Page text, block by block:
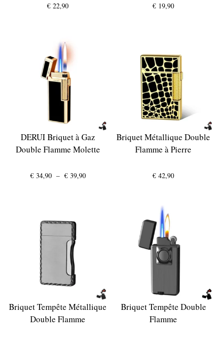
€ 22,90 € 19,90
DERUI Briquet à Gaz
Double Flamme Molette
€34,90 – €39,90Plage
de
Briquet Métallique Double
Flamme à Pierre
€ 42,90
Briquet Tempête Métallique
Double Flamme
Briquet Tempête Double
Flamme